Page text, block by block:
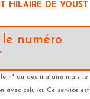
HILAIRE DE VOUST
numéro
n° du destinataire mais le
avec celui-ci. Ce service est